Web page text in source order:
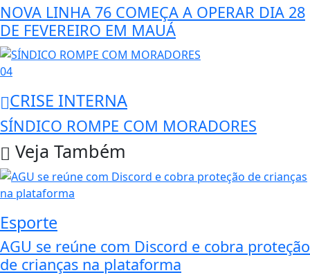
NOVA LINHA 76 COMEÇA A OPERAR DIA 28
DE FEVEREIRO EM MAUÁ
04
CRISE INTERNA
SÍNDICO ROMPE COM MORADORES
Veja Também
Esporte
AGU se reúne com Discord e cobra proteção
de crianças na plataforma